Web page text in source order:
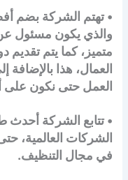
• تهتم الشركة بضم
والذي يكون مسئول
متميز، كما يتم
العمال، هذا
العمل حتى نكون على
• تتابع الشركة أحدث
الشركات العالمية،
في مجال التنظيف.